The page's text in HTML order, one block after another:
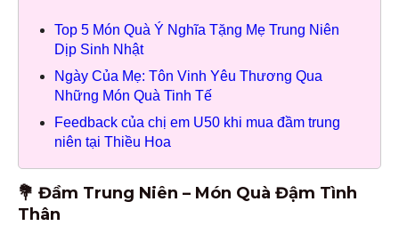
Top 5 Món Quà Ý Nghĩa Tặng Mẹ Trung Niên
Dịp Sinh Nhật
Ngày Của Mẹ: Tôn Vinh Yêu Thương Qua
Những Món Quà Tinh Tế
Feedback của chị em U50 khi mua đầm trung
niên tại Thiều Hoa
💐 Đầm Trung Niên – Món Quà Đậm Tình
Thân